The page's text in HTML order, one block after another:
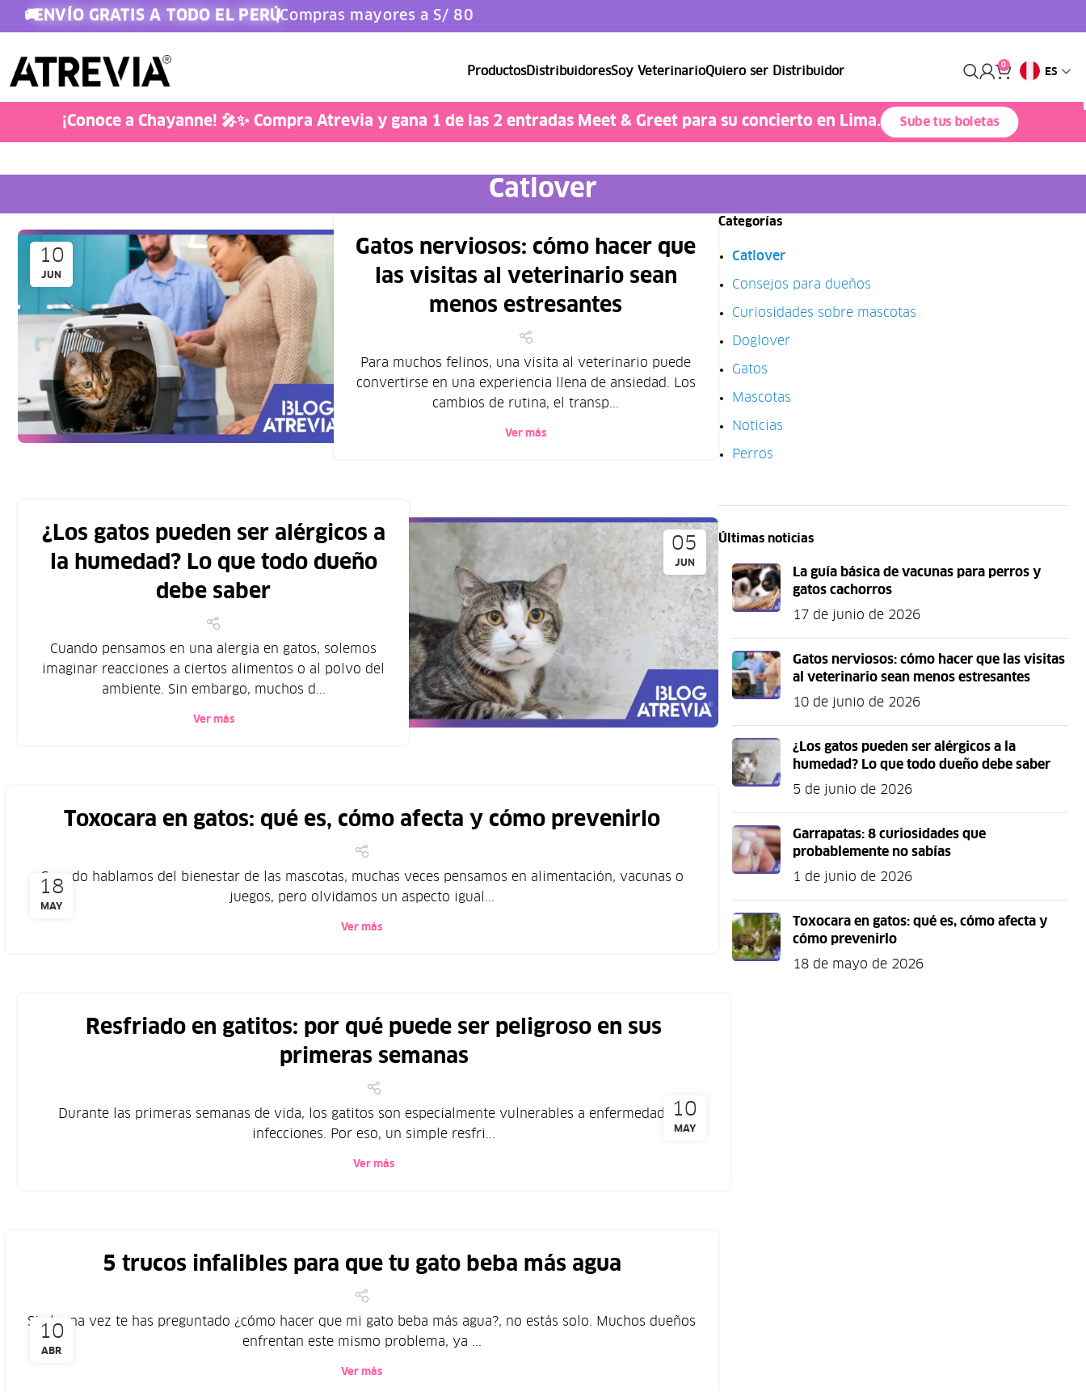
🚚ENVÍO GRATIS A TODO EL PERÚ|Compras mayores a S/ 80
ProductosDistribuidoresSoy VeterinarioQuiero ser Distribuidor 0
ES
¡Conoce a Chayanne! 🎤✨ Compra Atrevia y gana 1 de las 2 entradas Meet & Greet para su concierto en Lima. Sube tus boletas
Catlover
10
JUN
Gatos nerviosos: cómo hacer que
las visitas al veterinario sean
menos estresantes
Para muchos felinos, una visita al veterinario puede
convertirse en una experiencia llena de ansiedad. Los
cambios de rutina, el transp...
Ver más
05
JUN
¿Los gatos pueden ser alérgicos a
la humedad? Lo que todo dueño
debe saber
Cuando pensamos en una alergia en gatos, solemos
imaginar reacciones a ciertos alimentos o al polvo del
ambiente. Sin embargo, muchos d...
Ver más
18
MAY
Toxocara en gatos: qué es, cómo afecta y cómo prevenirlo
Cuando hablamos del bienestar de las mascotas, muchas veces pensamos en alimentación, vacunas o
juegos, pero olvidamos un aspecto igual...
Ver más
10
MAY
Resfriado en gatitos: por qué puede ser peligroso en sus
primeras semanas
Durante las primeras semanas de vida, los gatitos son especialmente vulnerables a enfermedades e
infecciones. Por eso, un simple resfri...
Ver más
10
ABR
5 trucos infalibles para que tu gato beba más agua
Si alguna vez te has preguntado ¿cómo hacer que mi gato beba más agua?, no estás solo. Muchos dueños
enfrentan este mismo problema, ya ...
Ver más
Categorías
Catlover
Consejos para dueños
Curiosidades sobre mascotas
Doglover
Gatos
Mascotas
Noticias
Perros
Últimas noticias
La guía básica de vacunas para perros y
gatos cachorros
17 de junio de 2026
Gatos nerviosos: cómo hacer que las visitas
al veterinario sean menos estresantes
10 de junio de 2026
¿Los gatos pueden ser alérgicos a la
humedad? Lo que todo dueño debe saber
5 de junio de 2026
Garrapatas: 8 curiosidades que
probablemente no sabías
1 de junio de 2026
Toxocara en gatos: qué es, cómo afecta y
cómo prevenirlo
18 de mayo de 2026